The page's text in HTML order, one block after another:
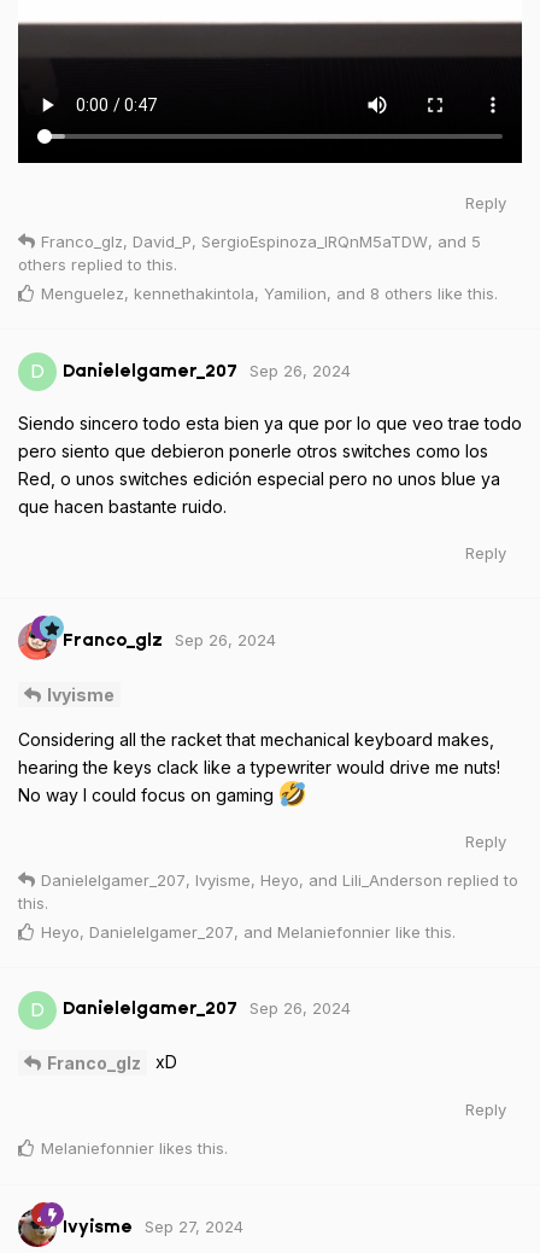
Reply
Franco_glz, David_P, SergioEspinoza_lRQnM5aTDW, and 5
others replied to this.
Menguelez, kennethakintola, Yamilion, and 8 others like this.
D Danielelgamer_207 Sep 26, 2024
Siendo sincero todo esta bien ya que por lo que veo trae todo
pero siento que debieron ponerle otros switches como los
Red, o unos switches edición especial pero no unos blue ya
que hacen bastante ruido.
Reply
Franco_glz Sep 26, 2024
Ivyisme
Considering all the racket that mechanical keyboard makes,
hearing the keys clack like a typewriter would drive me nuts!
No way I could focus on gaming
Reply
Danielelgamer_207, Ivyisme, Heyo, and Lili_Anderson replied to
this.
Heyo, Danielelgamer_207, and Melaniefonnier like this.
D Danielelgamer_207 Sep 26, 2024
Franco_glz xD
Reply
Melaniefonnier likes this.
Ivyisme Sep 27, 2024